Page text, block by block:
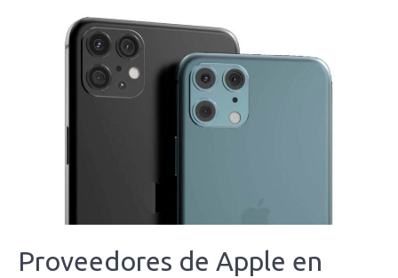
Proveedores de Apple en